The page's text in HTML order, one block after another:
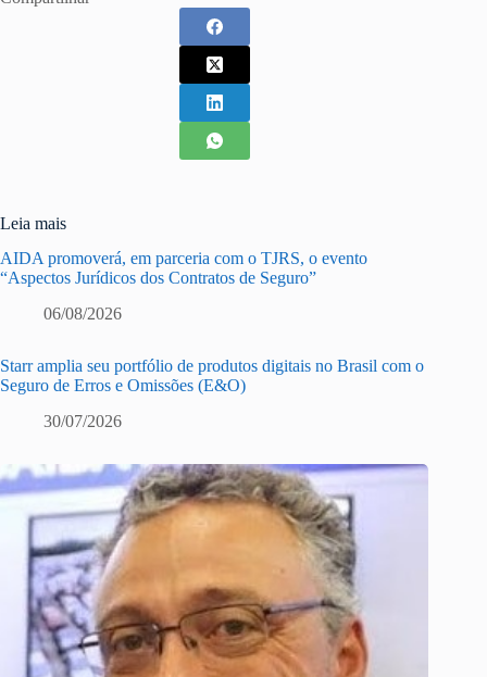
Leia mais
AIDA promoverá, em parceria com o TJRS, o evento
“Aspectos Jurídicos dos Contratos de Seguro”
06/08/2026
Starr amplia seu portfólio de produtos digitais no Brasil com o
Seguro de Erros e Omissões (E&O)
30/07/2026